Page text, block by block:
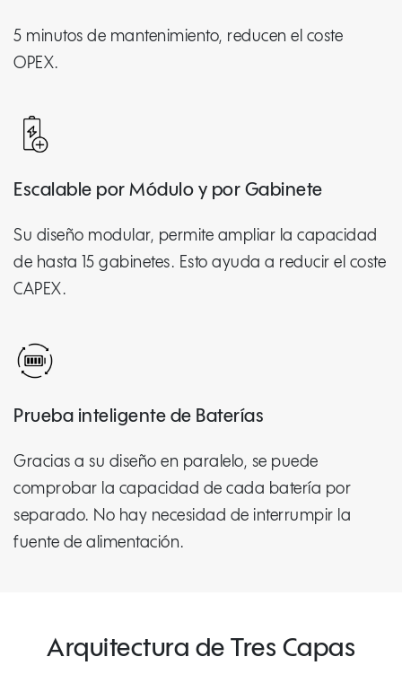
5 minutos de mantenimiento, reducen el coste
OPEX.
Escalable por Módulo y por Gabinete
Su diseño modular, permite ampliar la capacidad
de hasta 15 gabinetes. Esto ayuda a reducir el coste
CAPEX.
Prueba inteligente de Baterías
Gracias a su diseño en paralelo, se puede
comprobar la capacidad de cada batería por
separado. No hay necesidad de interrumpir la
fuente de alimentación.
Arquitectura de Tres Capas